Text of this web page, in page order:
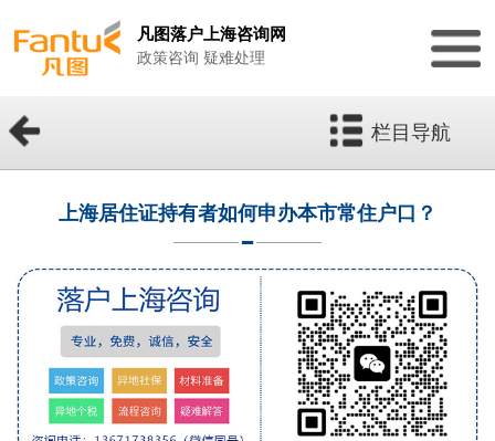
凡图落户上海咨询网
政策咨询 疑难处理
栏目导航
上海居住证持有者如何申办本市常住户口？